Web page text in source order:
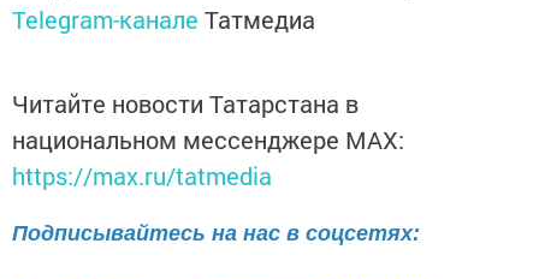
Telegram-канале Татмедиа
Читайте новости Татарстана в
национальном мессенджере MАХ:
https://max.ru/tatmedia
Подписывайтесь на нас в соцсетях: